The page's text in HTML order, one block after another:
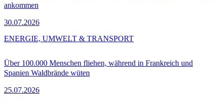
ankommen
30.07.2026
Über 100.000 Menschen fliehen, während in Frankreich und
Spanien Waldbrände wüten
25.07.2026
ENERGIE, UMWELT & TRANSPORT